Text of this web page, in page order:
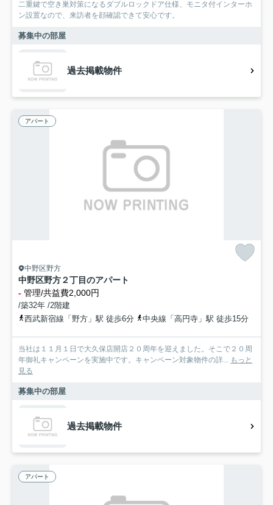
二重鍵で空き巣対策になるダブルロックドア仕様、モニタ付インターホ
ン設置なので、来訪者を顔確認できて安心です。
募集中の部屋
過去掲載物件
アパート
中野区野方
中野区野方２丁目のアパート
- 管理/共益費2,000円
/築32年 /2階建
西武新宿線「野方」駅 徒歩6分
中央線「高円寺」駅 徒歩15分
当社は１１月１日で大久保店開店２０周年を迎えました。そこで２０周
年御礼キャンペーンを実施中です。キャンペーン対象物件の詳... もっと
見る
募集中の部屋
過去掲載物件
アパート